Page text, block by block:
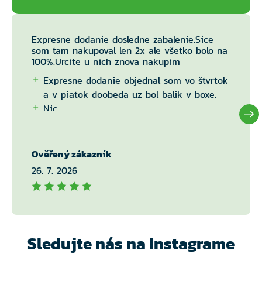
Expresne dodanie dosledne zabalenie.Sice
som tam nakupoval len 2x ale všetko bolo na
100%.Urcite u nich znova nakupim
Expresne dodanie objednal som vo štvrtok
a v piatok doobeda uz bol balik v boxe.
Nic
Ověřený zákazník
26. 7. 2026
Sledujte nás na Instagrame